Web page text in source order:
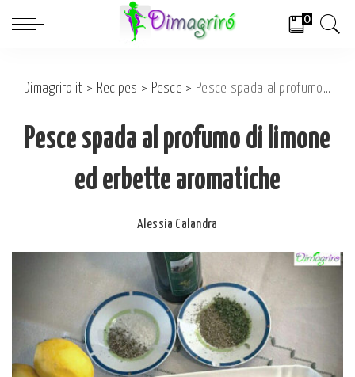
0
Dimagriro.it > Recipes > Pesce > Pesce spada al profumo di limone ed erbette aromatiche
Pesce spada al profumo di limone
ed erbette aromatiche
Posted
Alessia Calandra